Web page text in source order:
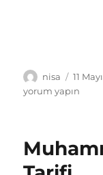
Yazar
nisa
Yayın
tarihi
11
yorum yapın